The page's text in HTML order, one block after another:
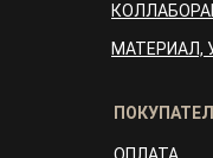
МАТЕРИАЛ,